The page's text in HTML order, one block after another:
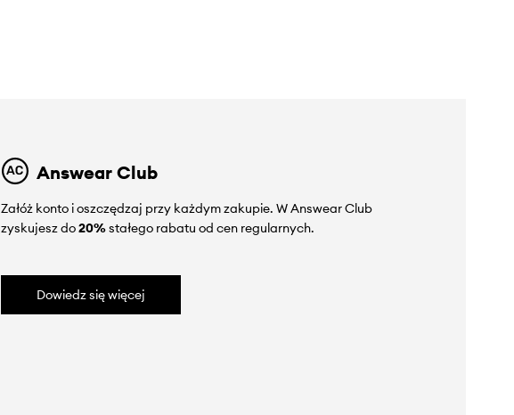
Answear Club
Załóż konto i oszczędzaj przy każdym zakupie. W Answear Club
zyskujesz do20%stałego rabatu od cen regularnych.
Dowiedz się więcej